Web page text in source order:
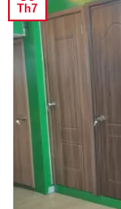
Th7